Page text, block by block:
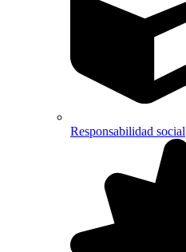
Responsabilidad social